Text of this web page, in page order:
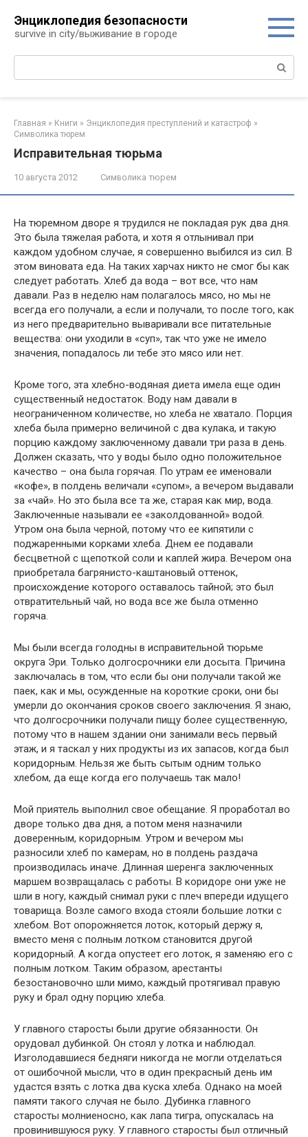
контенту
Энциклопедия безопасности
survive in city/выживание в городе
Поиск:
Главная » Книги » Энциклопедия преступлений и катастроф »
Символика тюрем
Исправительная тюрьма
10 августа 2012 Символика тюрем
На тюремном дворе я трудился не покладая рук два дня.
Это была тяжелая работа, и хотя я отлынивал при
каждом удобном случае, я совершенно выбился из сил. В
этом виновата еда. На таких харчах никто не смог бы как
следует работать. Хлеб да вода – вот все, что нам
давали. Раз в неделю нам полагалось мясо, но мы не
всегда его получали, а если и получали, то после того, как
из него предварительно вываривали все питательные
вещества: они уходили в «суп», так что уже не имело
значения, попадалось ли тебе это мясо или нет.
Кроме того, эта хлебно-водяная диета имела еще один
существенный недостаток. Воду нам давали в
неограниченном количестве, но хлеба не хватало. Порция
хлеба была примерно величиной с два кулака, и такую
порцию каждому заключенному давали три раза в день.
Должен сказать, что у воды было одно положительное
качество – она была горячая. По утрам ее именовали
«кофе», в полдень величали «супом», а вечером выдавали
за «чай». Но это была все та же, старая как мир, вода.
Заключенные называли ее «заколдованной» водой.
Утром она была черной, потому что ее кипятили с
поджаренными корками хлеба. Днем ее подавали
бесцветной с щепоткой соли и каплей жира. Вечером она
приобретала багрянисто-каштановый оттенок,
происхождение которого оставалось тайной; это был
отвратительный чай, но вода все же была отменно
горяча.
Мы были всегда голодны в исправительной тюрьме
округа Эри. Только долгосрочники ели досыта. Причина
заключалась в том, что если бы они получали такой же
паек, как и мы, осужденные на короткие сроки, они бы
умерли до окончания сроков своего заключения. Я знаю,
что долгосрочники получали пищу более существенную,
потому что в нашем здании они занимали весь первый
этаж, и я таскал у них продукты из их запасов, когда был
коридорным. Нельзя же быть сытым одним только
хлебом, да еще когда его получаешь так мало!
Мой приятель выполнил свое обещание. Я проработал во
дворе только два дня, а потом меня назначили
доверенным, коридорным. Утром и вечером мы
разносили хлеб по камерам, но в полдень раздача
производилась иначе. Длинная шеренга заключенных
маршем возвращалась с работы. В коридоре они уже не
шли в ногу, каждый снимал руки с плеч впереди идущего
товарища. Возле самого входа стояли большие лотки с
хлебом. Вот опорожняется лоток, который держу я,
вместо меня с полным лотком становится другой
коридорный. А когда опустеет его лоток, я заменяю его с
полным лотком. Таким образом, арестанты
безостановочно шли мимо, каждый протягивал правую
руку и брал одну порцию хлеба.
У главного старосты были другие обязанности. Он
орудовал дубинкой. Он стоял у лотка и наблюдал.
Изголодавшиеся бедняги никогда не могли отделаться
от ошибочной мысли, что в один прекрасный день им
удастся взять с лотка два куска хлеба. Однако на моей
памяти такого случая не было. Дубинка главного
старосты молниеносно, как лапа тигра, опускалась на
провинившуюся руку. У главного старосты был отличный